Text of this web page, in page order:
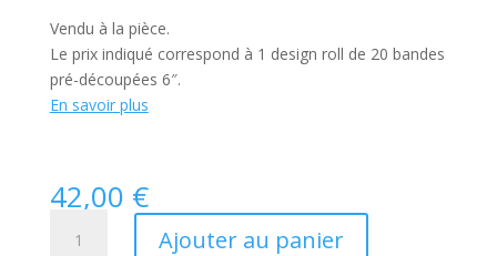
Vendu à la pièce.
Le prix indiqué correspond à 1 design roll de 20 bandes
pré-découpées 6″.
En savoir plus
42,00 €
Ajouter au panier